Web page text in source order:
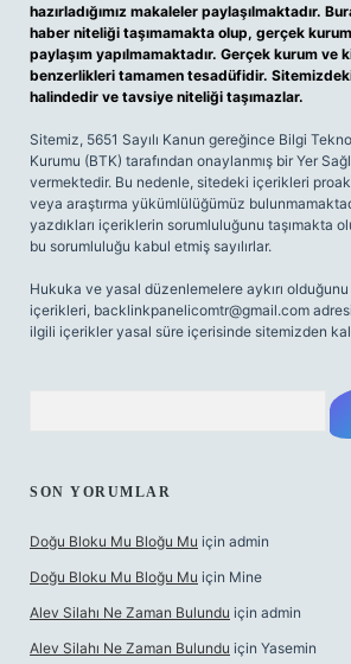
hazırladığımız makaleler paylaşılmaktadır.
haber niteliği taşımamakta olup, gerçek
paylaşım yapılmamaktadır. Gerçek kurum ve
benzerlikleri tamamen tesadüfidir.
halindedir ve tavsiye niteliği taşımazlar.
Sitemiz, 5651 Sayılı Kanun gereğince Bilgi
Kurumu (BTK) tarafından onaylanmış bir Yer
vermektedir. Bu nedenle, sitedeki içerikleri
veya araştırma yükümlülüğümüz
yazdıkları içeriklerin sorumluluğunu taşımakta
bu sorumluluğu kabul etmiş sayılırlar.
Hukuka ve yasal düzenlemelere aykırı
içerikleri, backlinkpanelicomtr@gmail.com
ilgili içerikler yasal süre içerisinde sitemizden
SON YORUMLAR
Doğu Bloku Mu Bloğu Mu için admin
Doğu Bloku Mu Bloğu Mu için Mine
Alev Silahı Ne Zaman Bulundu için admin
Alev Silahı Ne Zaman Bulundu için Yasemin